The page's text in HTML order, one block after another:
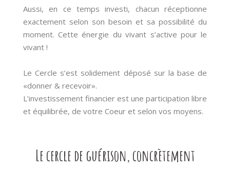
Aussi, en ce temps investi, chacun réceptionne
exactement selon son besoin et sa possibilité du
moment. Cette énergie du vivant s’active pour le
vivant !
Le Cercle s’est solidement déposé sur la base de
«donner & recevoir».
L’investissement financier est une participation libre
et équilibrée, de votre Coeur et selon vos moyens.
Le cercle de guérison, concrètement